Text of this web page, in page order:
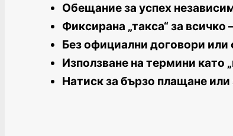
Обещание за успех
Фиксирана „такса“ за
Без официални договори или
Използване на термини като
Натиск за бързо плащане